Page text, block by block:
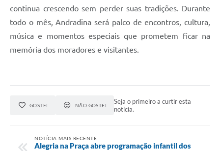
continua crescendo sem perder suas tradições. Durante
todo o mês, Andradina será palco de encontros, cultura,
música e momentos especiais que prometem ficar na
memória dos moradores e visitantes.
GOSTEI NÃO GOSTEI
Seja o primeiro a curtir esta
notícia.
NOTÍCIA MAIS RECENTE
Alegria na Praça abre programação infantil dos